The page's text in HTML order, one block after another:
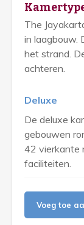
The
in laagbouw.
het strand.
achteren.
Deluxe
De deluxe
gebouwen
42 vierkante
faciliteiten.
Voeg toe